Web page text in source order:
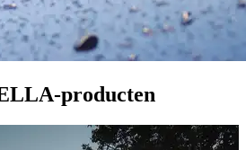
producten